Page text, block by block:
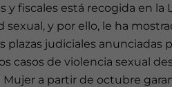
y fiscales está recogida en la
sexual, y por ello, le ha
plazas judiciales anunciadas
casos de violencia sexual
Mujer a partir de octubre